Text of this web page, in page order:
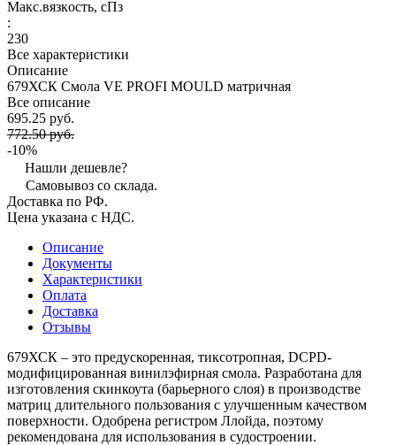
Макс.вязкoсть, сПз
:
230
Все характеристики
Описание
679ХСК Смола VE PROFI MOULD матричная
Все описание
695.25 руб.
772.50 руб.
-10%
Нашли дешевле?
Самовывоз со склада.
Доставка по РФ.
Цена указана с НДС.
Описание
Документы
Характеристики
Оплата
Доставка
Отзывы
679ХСК – это предускоренная, тиксотропная, DCPD-
модифицированная винилэфирная смола. Разработана для
изготовления скинкоута (барьерного слоя) в производстве
матриц длительного пользования с улучшенным качеством
поверхности. Одобрена регистром Ллойда, поэтому
рекомендована для использования в судостроении.